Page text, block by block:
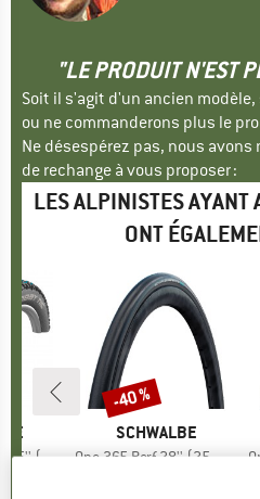
"LE PRODUIT N'EST
Soit il s'agit d'un ancien
ou ne commanderons plus le
Ne désespérez pas, nous
de rechange à vous proposer :
LES ALPINISTES AYANT
ONT
TLE FB
MARQUE
SCHWALBE
Article
One 365 Perf 28'' (25-622) RG Folding
Remise
-40 %